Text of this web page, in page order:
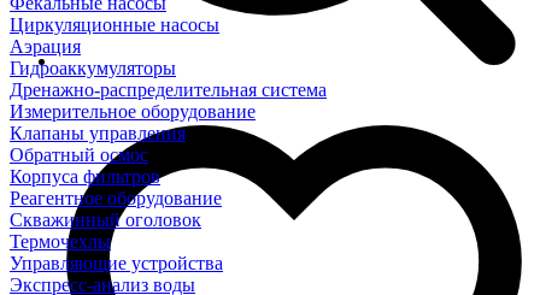
Циркуляционные насосы
Аэрация
Гидроаккумуляторы
Дренажно-распределительная система
Измерительное оборудование
Клапаны управления
Обратный осмос
Корпуса фильтров
Реагентное оборудование
Скважинный оголовок
Термочехлы
Управляющие устройства
Экспресс-анализ воды